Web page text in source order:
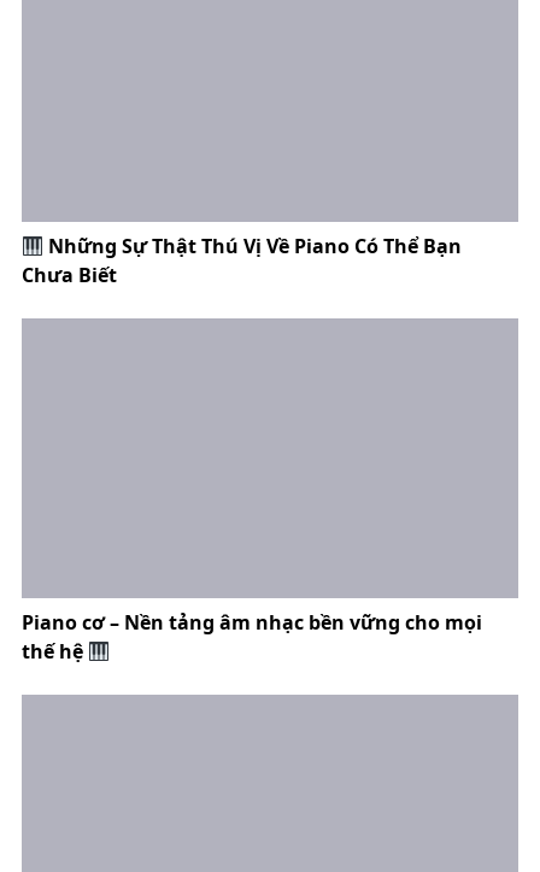
Những Sự Thật Thú Vị Về Piano Có Thể Bạn
Chưa Biết
Piano cơ – Nền tảng âm nhạc bền vững cho mọi
thế hệ